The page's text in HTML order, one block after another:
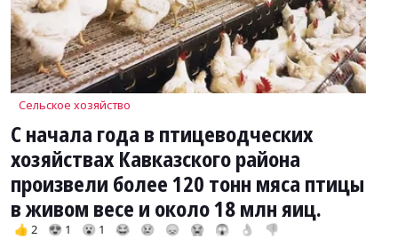
Сельское хозяйство
С начала года в птицеводческих
хозяйствах Кавказского района
произвели более 120 тонн мяса птицы
в живом весе и около 18 млн яиц.
👍 2 😍 1 😮 1 😂 😢 😞 😭 😱 👌 👎